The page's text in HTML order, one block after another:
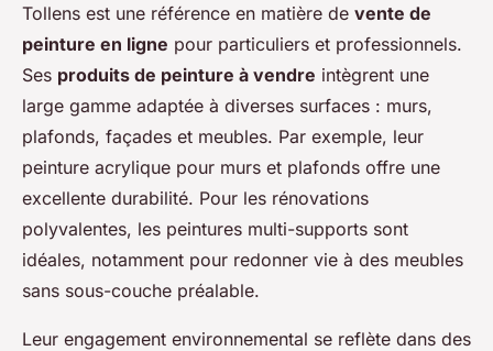
Tollens est une référence en matière de vente de
peinture en ligne pour particuliers et professionnels.
Ses produits de peinture à vendre intègrent une
large gamme adaptée à diverses surfaces : murs,
plafonds, façades et meubles. Par exemple, leur
peinture acrylique pour murs et plafonds offre une
excellente durabilité. Pour les rénovations
polyvalentes, les peintures multi-supports sont
idéales, notamment pour redonner vie à des meubles
sans sous-couche préalable.
Leur engagement environnemental se reflète dans des